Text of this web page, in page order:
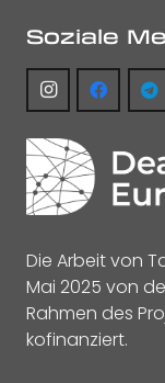
Soziale
Die Arbeit von
Mai 2025 von
Rahmen des
kofinanziert.